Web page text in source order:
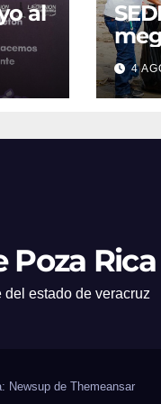
al
4
Poza Rica
estado de veracruz
Newsup de Themeansar